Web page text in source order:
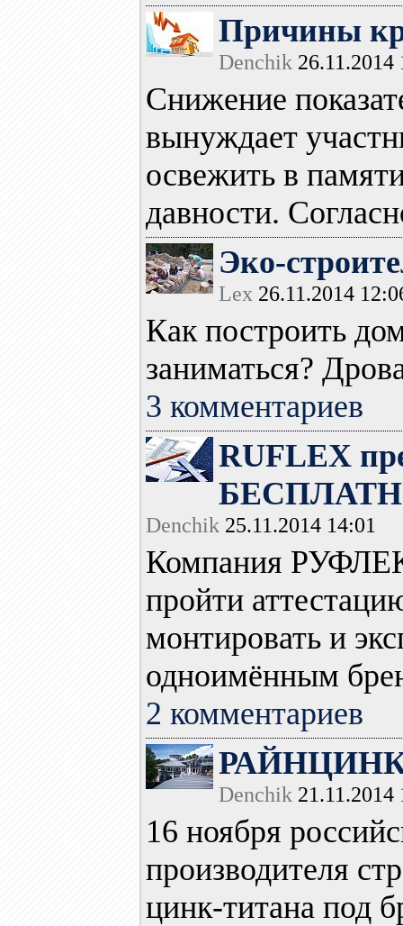
Причины
Denchik 26.11.2014
Снижение
вынуждает
освежить в
давности.
Эко-
Lex 26.11.2014
Как построить
заниматься?
3 комментариев
RUFLEX
Denchik 25.11.2014 14:01
Компания
пройти
монтировать и
одноимённым
2 комментариев
РАЙНЦИНК:
Denchik 21.11.2014
16 ноября
производителя
цинк-титана под